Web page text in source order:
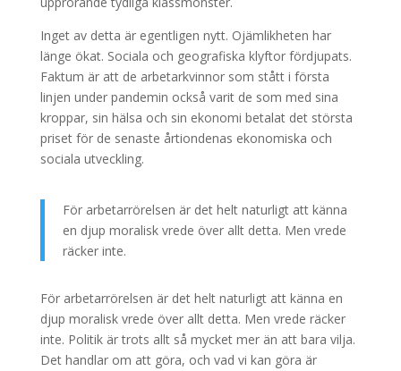
Inget av detta är egentligen nytt. Ojämlikheten har
länge ökat. Sociala och geografiska klyftor fördjupats.
Faktum är att de arbetarkvinnor som stått i första
linjen under pandemin också varit de som med sina
kroppar, sin hälsa och sin ekonomi betalat det största
priset för de senaste årtiondenas ekonomiska och
sociala utveckling.
För arbetarrörelsen är det helt naturligt att känna
en djup moralisk vrede över allt detta. Men vrede
räcker inte.
För arbetarrörelsen är det helt naturligt att känna en
djup moralisk vrede över allt detta. Men vrede räcker
inte. Politik är trots allt så mycket mer än att bara vilja.
Det handlar om att göra, och vad vi kan göra är